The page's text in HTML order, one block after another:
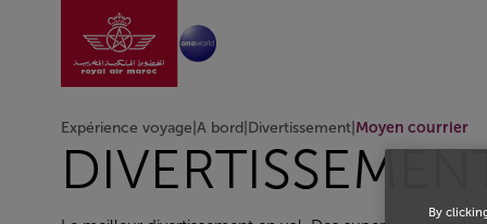
Saut au contenu principal
Aller à la page
Expérience voyage A bord Divertissement Moyen courrier
By